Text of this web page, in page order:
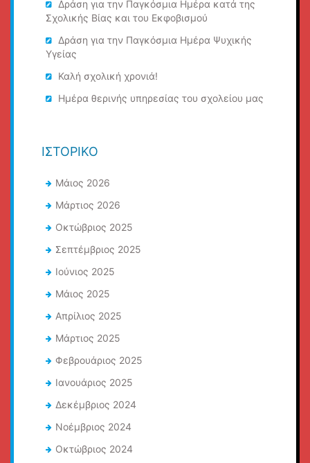
Δράση για την Παγκόσμια Ημέρα κατά της
Σχολικής Βίας και του Εκφοβισμού
Δράση για την Παγκόσμια Ημέρα Ψυχικής
Υγείας
Καλή σχολική χρονιά!
Ημέρα θερινής υπηρεσίας του σχολείου μας
ΙΣΤΟΡΙΚΌ
Μάιος 2026
Μάρτιος 2026
Οκτώβριος 2025
Σεπτέμβριος 2025
Ιούνιος 2025
Μάιος 2025
Απρίλιος 2025
Μάρτιος 2025
Φεβρουάριος 2025
Ιανουάριος 2025
Δεκέμβριος 2024
Νοέμβριος 2024
Οκτώβριος 2024